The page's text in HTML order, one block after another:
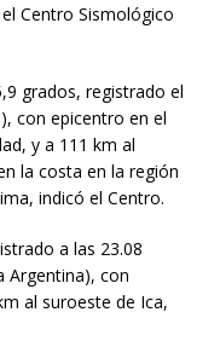
Centro Sismológico
grados, registrado el
con epicentro en el
y a 111 km al
la costa en la región
indicó el Centro.
a las 23.08
Argentina), con
al suroeste de Ica,